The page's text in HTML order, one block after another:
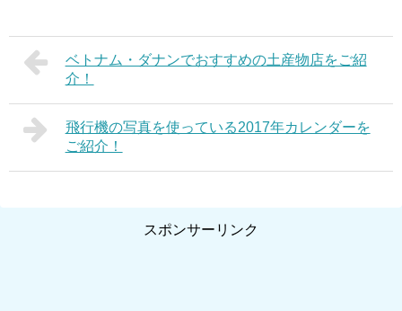
ベトナム・ダナンでおすすめの土産物店をご紹
介！
飛行機の写真を使っている2017年カレンダーを
ご紹介！
スポンサーリンク